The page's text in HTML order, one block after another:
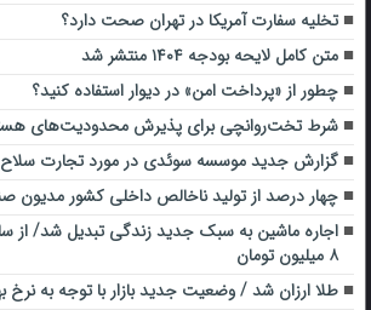
تخلیه سفارت آمریکا در تهران صحت دارد؟
متن کامل لایحه بودجه ۱۴۰۴ منتشر شد
چطور از «پرداخت امن» در دیوار استفاده کنید؟
شرط تخت‌روانچی برای پذیرش محدودیت‌های
گزارش جدید موسسه سوئدی در مورد تجارت سلاح
چهار درصد از تولید ناخالص داخلی کشور مدیون
۸ میلیون تومان
طلا ارزان شد / وضعیت جدید بازار با توجه به نرخ